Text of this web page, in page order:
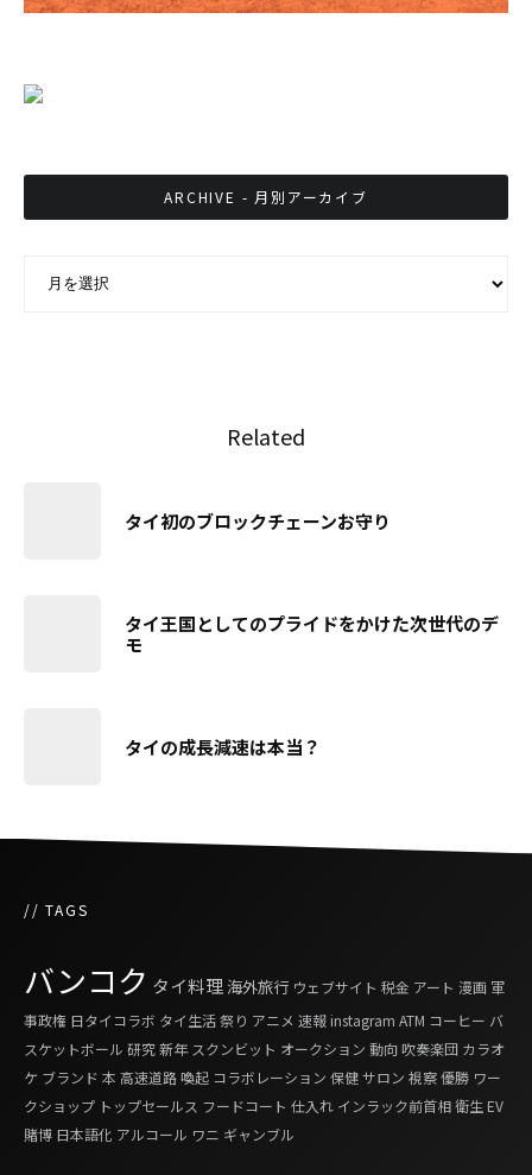
ARCHIVE - 月別アーカイブ
Related
タイ初のブロックチェーンお守り
タイ王国としてのプライドをかけた次世代のデ
モ
タイの成長減速は本当？
// TAGS
バンコク タイ料理海外旅行 ウェブサイト 税金 アート 漫画 軍
事政権 日タイコラボ タイ生活祭り アニメ 速報instagram ATM コーヒー バ
スケットボール 研究新年 スクンビット オークション 動向吹奏楽団 カラオ
ケ ブランド 本 高速道路喚起 コラボレーション 保健サロン 視察優勝 ワー
クショップ トップセールス フードコート 仕入れ インラック前首相衛生 EV
賭博 日本語化 アルコール ワニ ギャンブル